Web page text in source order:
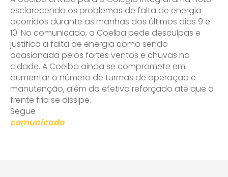
esclarecendo os problemas de falta de energia
ocorridos durante as manhãs dos últimos dias 9 e
10. No comunicado, a Coelba pede desculpas e
justifica a falta de energia como sendo
ocasionada pelos fortes ventos e chuvas na
cidade. A Coelba ainda se compromete em
aumentar o número de turmas de operação e
manutenção, além do efetivo reforçado até que a
frente fria se dissipe.
Segue
comunicado
.